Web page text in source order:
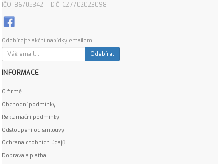
IČO: 86705342 | DIČ: CZ7702023098
Odebírejte akční nabídky emailem:
Odebírat
INFORMACE
O firmě
Obchodní podmínky
Reklamační podmínky
Odstoupení od smlouvy
Ochrana osobních údajů
Doprava a platba